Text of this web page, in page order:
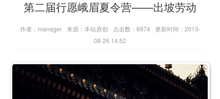
第二届行愿峨眉夏令营——出坡劳动
作者：manager 来源：本站原创 点击数：6974
更新时间：2013-
08-26 14:52